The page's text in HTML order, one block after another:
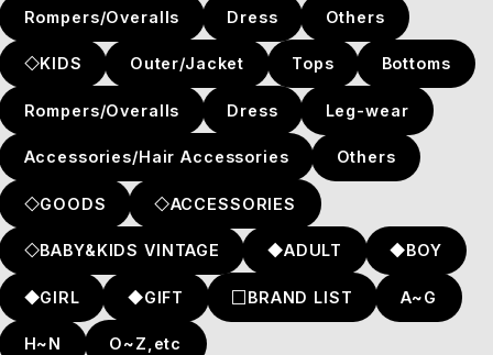
Rompers/Overalls Dress Others
◇KIDS Outer/Jacket Tops Bottoms
Rompers/Overalls Dress Leg-wear
Accessories/Hair Accessories Others
◇GOODS ◇ACCESSORIES
◇BABY&KIDS VINTAGE ◆ADULT ◆BOY
◆GIRL ◆GIFT □BRAND LIST A~G
H~N O~Z,etc